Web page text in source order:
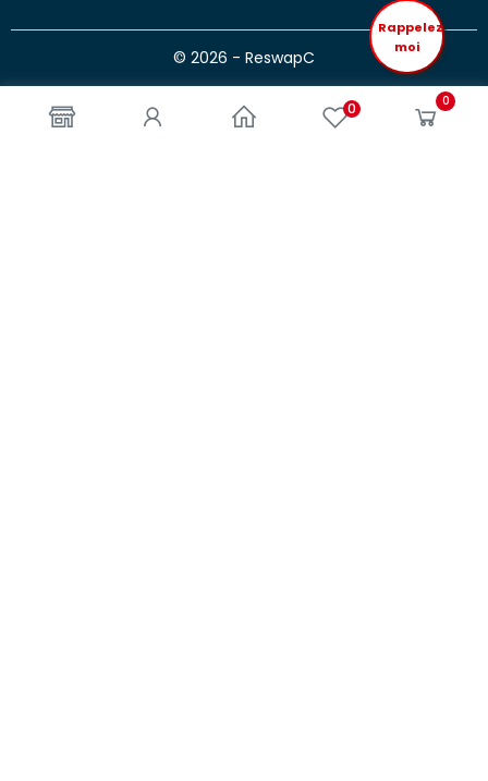
0 0
© 2026 - ReswapC
Rappelez
moi